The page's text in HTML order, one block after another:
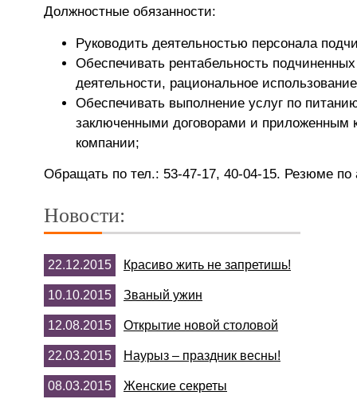
Должностные обязанности:
Руководить деятельностью персонала
Обеспечивать рентабельность
деятельности, рациональное
Обеспечивать выполнение услуг по
заключенными договорами и приложенным
компании;
Обращать по тел.: 53-47-17, 40-04-15. Резюме
Новости:
22.12.2015 Красиво жить не запретишь!
10.10.2015 Званый ужин
12.08.2015 Открытие новой столовой
22.03.2015 Наурыз – праздник весны!
08.03.2015 Женские секреты